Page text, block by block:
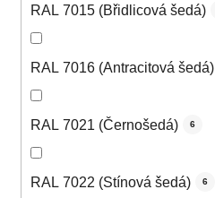
RAL 7015 (Břidlicová šedá)
RAL 7016 (Antracitová šedá)
RAL 7021 (Černošedá) 6
RAL 7022 (Stínová šedá) 6